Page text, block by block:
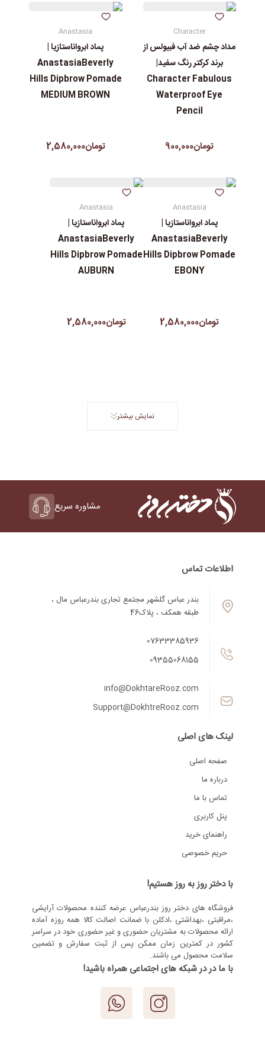
Character
مداد چشم ضد آب فبیولس از
برند کرکتر رنگ سفید|
Character Fabulous
Waterproof Eye
Pencil
تومان900,000
Anastasia
پماد ابرواناستازیا |
AnastasiaBeverly
Hills Dipbrow Pomade
MEDIUM BROWN
تومان2,580,000
Anastasia
پماد ابرواناستازیا |
AnastasiaBeverly
Hills Dipbrow Pomade
EBONY
تومان2,580,000
Anastasia
پماد ابرواناستازیا |
AnastasiaBeverly
Hills Dipbrow Pomade
AUBURN
تومان2,580,000
نمایش بیشتر
مشاوره سریع
اطلاعات تماس
بندر عباس گلشهر مجتمع تجاری بندرعباس مال ،
طبقه همکف ، پلاک46
07633385936
09355068155
info@DokhtareRooz.com
Support@DokhtreRooz.com
لینک های اصلی
صفحه اصلی
درباره ما
تماس با ما
پنل کاربری
راهنمای خرید
حریم خصوصی
با دختر روز به روز هستیم!
فروشگاه های دختر روز بندرعباس عرضه کننده محصولات آرایشی
،مراقبتی ،بهداشتی ،ادکلن با ضمانت اصالت کالا همه روزه آماده
ارائه محصولات به مشتریان حضوری و غیر حضوری خود در سراسر
کشور در کمترین زمان ممکن پس از ثبت سفارش و تضمین
سلامت محصول می باشند.
با ما در در شبکه های اجتماعی همراه باشید!